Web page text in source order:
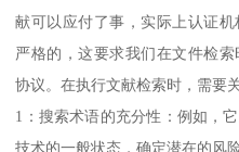
献可以应付了事，实际上认证
严格的，这要求我们在文件检
协议。在执行文献检索时，需要
1：搜索术语的充分性：例如，
技术的一般状态，确定潜在的风